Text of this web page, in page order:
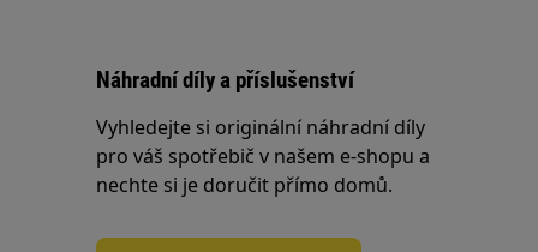
Náhradní díly a příslušenství
Vyhledejte si originální náhradní díly
pro váš spotřebič v našem e-shopu a
nechte si je doručit přímo domů.